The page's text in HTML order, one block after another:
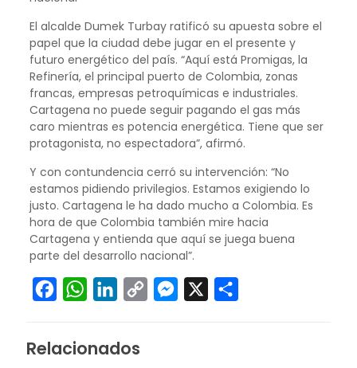
El alcalde Dumek Turbay ratificó su apuesta sobre el
papel que la ciudad debe jugar en el presente y
futuro energético del país. “Aquí está Promigas, la
Refinería, el principal puerto de Colombia, zonas
francas, empresas petroquímicas e industriales.
Cartagena no puede seguir pagando el gas más
caro mientras es potencia energética. Tiene que ser
protagonista, no espectadora”, afirmó.
Y con contundencia cerró su intervención: “No
estamos pidiendo privilegios. Estamos exigiendo lo
justo. Cartagena le ha dado mucho a Colombia. Es
hora de que Colombia también mire hacia
Cartagena y entienda que aquí se juega buena
parte del desarrollo nacional”.
FacebookWhatsAppLinkedIn
Copy
Messenger
Relacionados